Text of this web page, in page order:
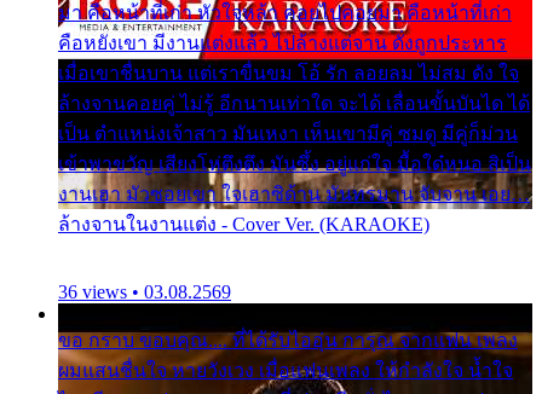
มา คือหน้าที่เก่า หัวใจหล้า คอยไปคอยมา คือหน้าที่เก่า
คือหยังเขา มีงานแต่งแล้ว ไปล้างแต่จาน ดั่งถูกประหาร
เมื่อเขาชื่นบาน แต่เราขื่นขม โอ้ รัก ลอยลม ไม่สม ดัง ใจ
ล้างจานคอยคู่ ไม่รู้ อีกนานเท่าใด จะได้ เลื่อนขั้นบันได ได้
เป็น ตำแหน่งเจ้าสาว มันเหงา เห็นเขามีคู่ ซมดู มีคู่ก็ม่วน
เข้าพาขวัญ เสียงโห่ตึงตึง มันซึ้ง อยู่แก่ใจ มื้อใด๋หนอ สิเป็น
งานเฮา มัวซอยเขา ใจเฮาซิด้าน มันทรมาน จับจาน เอย…
ล้างจานในงานแต่ง - Cover Ver. (KARAOKE)
36 views • 03.08.2569
ขอ กราบ ขอบคุณ.... ที่ได้รับไออุ่น การุณ จากแฟน เพลง
ผมแสนชื่นใจ หายวังเวง เมื่อแฟนเพลง ให้กำลังใจ น้ำใจ